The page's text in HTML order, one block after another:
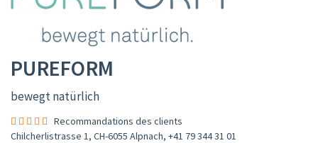
PUREFORM
bewegt natürlich
Recommandations des clients
Chilcherlistrasse 1, CH-6055 Alpnach, +41 79 344 31 01